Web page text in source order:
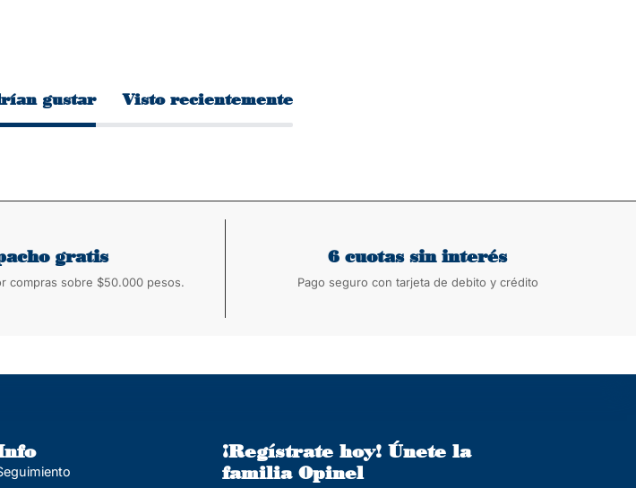
gustar Visto recientemente
gratis
compras sobre $50.000 pesos.
6 cuotas sin interés
Pago seguro con tarjeta de debito y crédito
¡Regístrate hoy! Únete la
familia Opinel